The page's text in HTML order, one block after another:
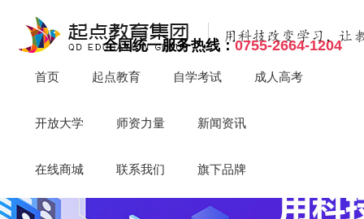
全国统一服务热线：0755-2664-1204
首页 起点教育 自学考试 成人高考
开放大学 师资力量 新闻资讯
在线商城 联系我们 旗下品牌